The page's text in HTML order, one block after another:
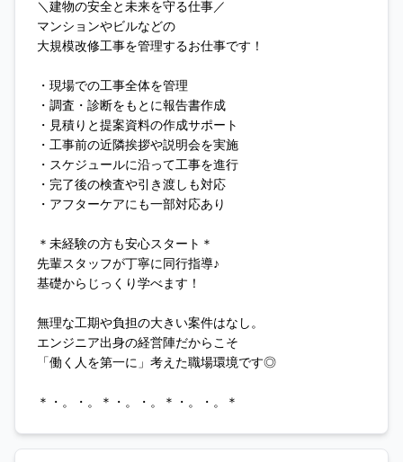
＼建物の安全と未来を守る仕事／
マンションやビルなどの
大規模改修工事を管理するお仕事です！
・現場での工事全体を管理
・調査・診断をもとに報告書作成
・見積りと提案資料の作成サポート
・工事前の近隣挨拶や説明会を実施
・スケジュールに沿って工事を進行
・完了後の検査や引き渡しも対応
・アフターケアにも一部対応あり
＊未経験の方も安心スタート＊
先輩スタッフが丁寧に同行指導♪
基礎からじっくり学べます！
無理な工期や負担の大きい案件はなし。
エンジニア出身の経営陣だからこそ
「働く人を第一に」考えた職場環境です◎
＊・。・。＊・。・。＊・。・。＊